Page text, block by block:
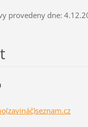
provedeny dne: